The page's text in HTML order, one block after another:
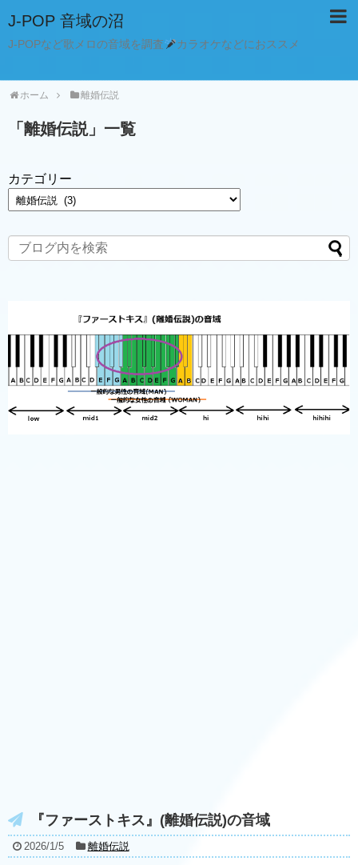
J-POP 音域の沼
J-POPなど歌メロの音域を調査 カラオケなどにおススメ
ホーム 離婚伝説
「 離婚伝説」 一覧
カテゴリー
『ファーストキス』(離婚伝説)の音域
2026/1/5 離婚伝説